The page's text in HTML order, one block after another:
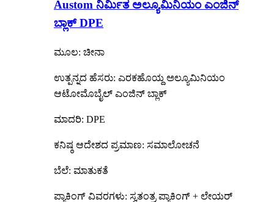
Austom ನಿರ್ಮಿತ ಅಲ್ಯೂಮಿನಿಯಂ ಎಂಜಿನ್
ಬ್ಲಾಕ್ DPE
ಮೂಲ: ಚೀನಾ
ಉತ್ಪನ್ನದ ಹೆಸರು: ಎರಕಹೊಯ್ದ ಅಲ್ಯೂಮಿನಿಯಂ
ಆಟೋಮೊಬೈಲ್ ಎಂಜಿನ್ ಬ್ಲಾಕ್
ಮಾದರಿ: DPE
ಕನಿಷ್ಠ ಆದೇಶದ ಪ್ರಮಾಣ: ಸಮಾಲೋಚನೆ
ಬೆಲೆ: ಮಾತುಕತೆ
ಪ್ಯಾಕಿಂಗ್ ವಿವರಗಳು: ಸ್ವತಂತ್ರ ಪ್ಯಾಕಿಂಗ್ + ಲೇಯರ್